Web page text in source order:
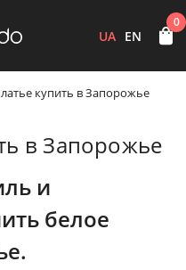
UA EN
0
купить в Запорожье
в Запорожье
и
белое